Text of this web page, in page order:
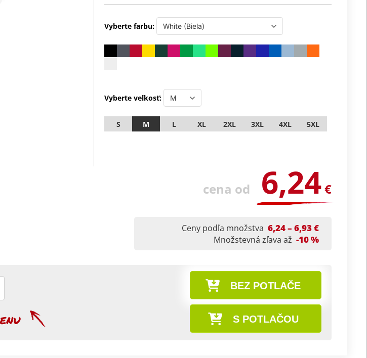
Vyberte farbu:
Vyberte veľkosť:
S M L XL 2XL 3XL 4XL 5XL
cena od 6,24€
Ceny podľa množstva 6,24 – 6,93 €
Množstevná zľava až -10 %
BEZ POTLAČE
S POTLAČOU